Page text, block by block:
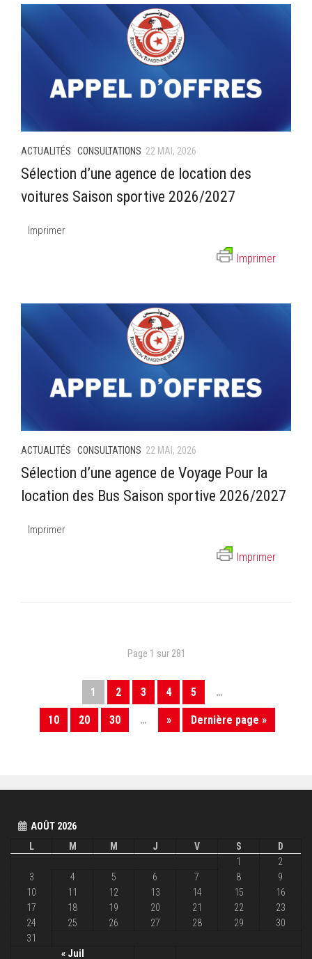
ACTUALITÉS · CONSULTATIONS 22 MAI, 2026
Sélection d’une agence de location des
voitures Saison sportive 2026/2027
Imprimer
Imprimer
ACTUALITÉS · CONSULTATIONS 22 MAI, 2026
Sélection d’une agence de Voyage Pour la
location des Bus Saison sportive 2026/2027
Imprimer
Imprimer
Page 1 sur 281
1 2 3 4 5 …
10 20 30 … » Dernière page »
AOÛT 2026
L
M M J V S D
« Juil
1
2
3
4 5 6 7 8
9
10
11 12 13 14 15
16
17
18 19 20 21 22
23
24
25 26 27 28 29
30
31